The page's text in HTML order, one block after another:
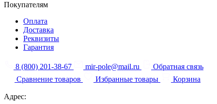
Покупателям
Оплата
Доставка
Реквизиты
Гарантия
8 (800) 201-38-67 mir-pole@mail.ru
Обратная связь
Сравнение товаров
Избранные товары Корзина
Адрес: